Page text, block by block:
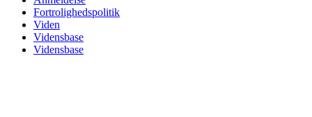
Fortrolighedspolitik
Viden
Vidensbase
Vidensbase